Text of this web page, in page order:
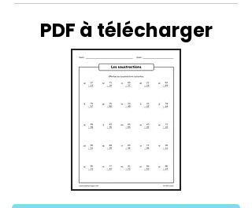
PDF à télécharger